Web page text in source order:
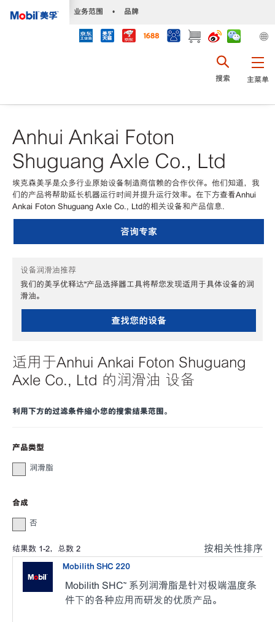
业务范围 • 品牌
主菜单
搜索
Anhui Ankai Foton
Shuguang Axle Co., Ltd
埃克森美孚是众多行业原始设备制造商信赖的合作伙伴。他们知道，我
们的产品将帮助延长机器运行时间并提升运行效率。在下方查看Anhui
Ankai Foton Shuguang Axle Co., Ltd的相关设备和产品信息.
咨询专家
设备润滑油推荐
我们的美孚优释达℠产品选择器工具将帮您发现适用于具体设备的润
滑油。
查找您的设备
适用于Anhui Ankai Foton Shuguang
Axle Co., Ltd 的润滑油 设备
利用下方的过滤条件缩小您的搜索结果范围。
产品类型
润滑脂
合成
否
结果数 1-2，总数 2 按相关性排序
Mobilith SHC 220
Mobilith SHC™ 系列润滑脂是针对极端温度条
件下的各种应用而研发的优质产品。